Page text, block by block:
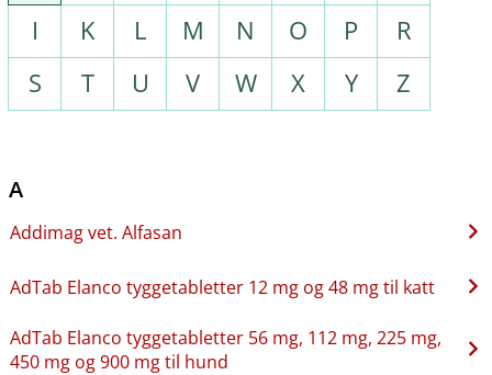
I
K L M N O P
R
S
T U V W X Y Z
A
Addimag vet. Alfasan
AdTab Elanco tyggetabletter 12 mg og 48 mg til katt
AdTab Elanco tyggetabletter 56 mg, 112 mg, 225 mg,
450 mg og 900 mg til hund